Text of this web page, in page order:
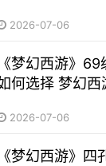
2026-07-06
《梦幻西游》
何选择 梦幻西
2026-07-06
《梦幻西游》四